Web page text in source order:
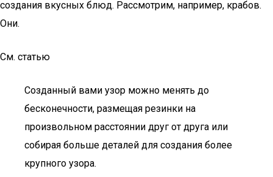
создания вкусных блюд. Рассмотрим, например, крабов.
Они.
См. статью
Созданный вами узор можно менять до
бесконечности, размещая резинки на
произвольном расстоянии друг от друга или
собирая больше деталей для создания более
крупного узора.